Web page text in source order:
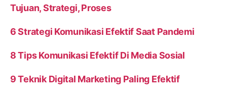
Tujuan, Strategi, Proses
6 Strategi Komunikasi Efektif Saat Pandemi
8 Tips Komunikasi Efektif Di Media Sosial
9 Teknik Digital Marketing Paling Efektif